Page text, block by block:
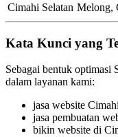
Cimahi Selatan Melong,
Kata Kunci yang
Sebagai bentuk optimasi
dalam layanan kami:
jasa website
jasa pembuatan
bikin website di